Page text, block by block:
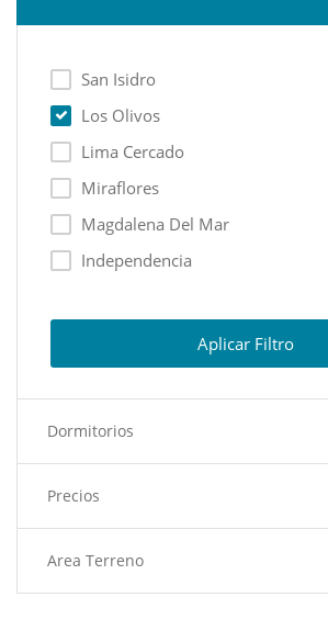
San Isidro
Los Olivos
Lima Cercado
Miraflores
Magdalena Del Mar
Independencia
Aplicar Filtro
Dormitorios
Precios
Area Terreno